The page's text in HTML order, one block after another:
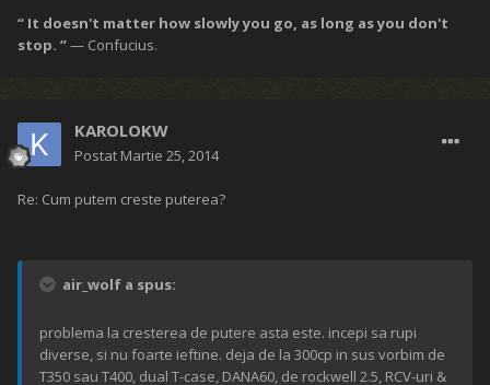
“ It doesn't matter how slowly you go, as long as you don't
stop. ”— Confucius.
KAROLOKW
Postat Martie 25, 2014
Re: Cum putem creste puterea?
air_wolf a spus:
problema la cresterea de putere asta este. incepi sa rupi
diverse, si nu foarte ieftine. deja de la 300cp in sus vorbim de
T350 sau T400, dual T-case, DANA60, de rockwell 2.5, RCV-uri &